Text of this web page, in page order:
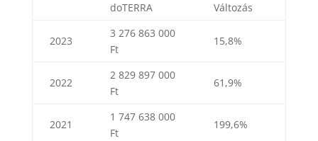
doTERRA Változás
2023
3 276 863 000
Ft
15,8%
2022
2 829 897 000
Ft
61,9%
2021
1 747 638 000
Ft
199,6%